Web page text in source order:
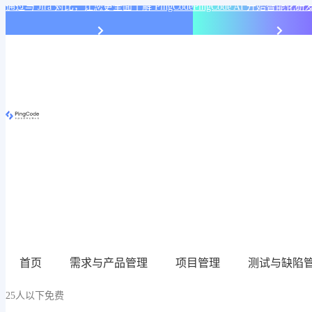
通过与 Jira 对比，让您更全面了解 PingCodePingCode AI 开始智能化研
首页 需求与产品管理 项目管理 测试与缺陷
25人以下免费